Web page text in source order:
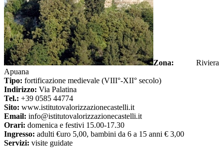
Zona: Riviera
Apuana
Tipo: fortificazione medievale (VIII°-XII° secolo)
Indirizzo: Via Palatina
Tel.: +39 0585 44774
Sito: www.istitutovalorizzazionecastelli.it
Email: info@istitutovalorizzazionecastelli.it
Orari: domenica e festivi 15.00-17.30
Ingresso: adulti €uro 5,00, bambini da 6 a 15 anni € 3,00
Servizi: visite guidate